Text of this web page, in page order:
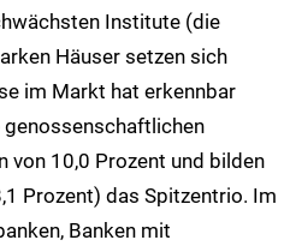
Institute (die
Häuser setzen sich
im Markt hat erkennbar
genossenschaftlichen
von 10,0 Prozent und bilden
Prozent) das Spitzentrio. Im
Banken mit